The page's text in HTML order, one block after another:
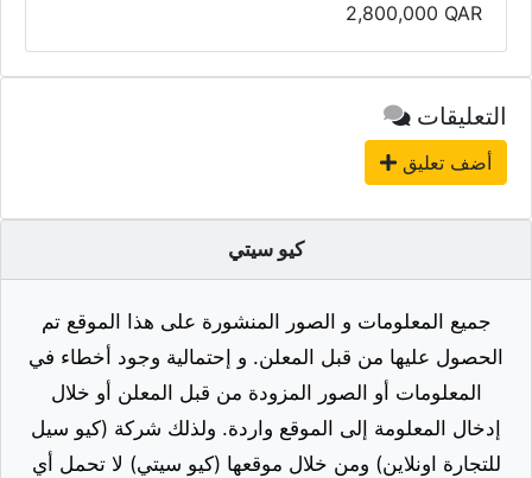
2,800,000 QAR
التعليقات
أضف تعليق
كيو سيتي
جميع المعلومات و الصور المنشورة على هذا الموقع تم
الحصول عليها من قبل المعلن. و إحتمالية وجود أخطاء في
المعلومات أو الصور المزودة من قبل المعلن أو خلال
إدخال المعلومة إلى الموقع واردة. ولذلك شركة (كيو سيل
للتجارة اونلاين) ومن خلال موقعها (كيو سيتي) لا تحمل أي